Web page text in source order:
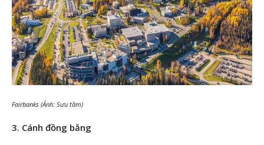
Fairbanks (Ảnh: Sưu tầm)
3. Cánh đồng băng